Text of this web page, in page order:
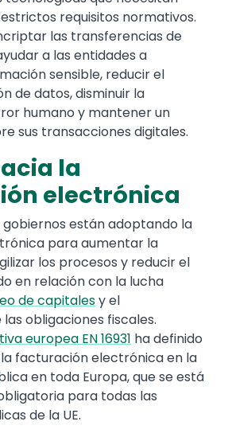
requisitos normativos.
las transferencias de
a las entidades a
sensible, reducir el
de datos, disminuir la
humano y mantener un
sus transacciones digitales.
la
electrónica
gobiernos están adoptando la
para aumentar la
los procesos y reducir el
en relación con la lucha
de capitalesy el
obligaciones fiscales.
europea EN 16931 ha definido
facturación electrónica en la
en toda Europa, que se está
para todas las
de la UE.